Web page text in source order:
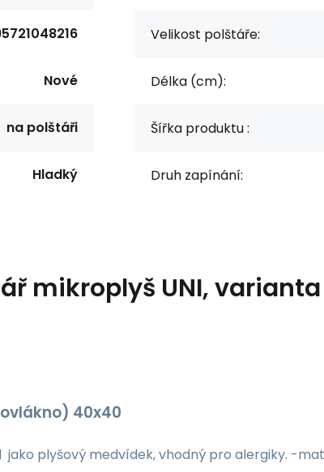
Nové
na polštáři
Hladký
Velikost polštáře:
Délka (cm):
Šířka produktu :
Druh zapínání:
mikroplyš UNI, varianta
40x40
plyšový medvídek, vhodný pro alergiky. -